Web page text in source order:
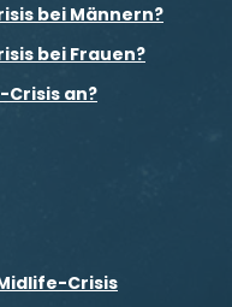
bei Männern?
bei Frauen?
an?
Crisis